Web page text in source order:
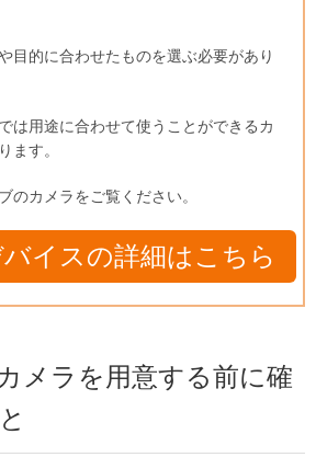
目的に合わせたものを選ぶ必要があり
は用途に合わせて使うことができるカ
ます。
のカメラをご覧ください。
イスの詳細はこちら
メラを用意する前に確